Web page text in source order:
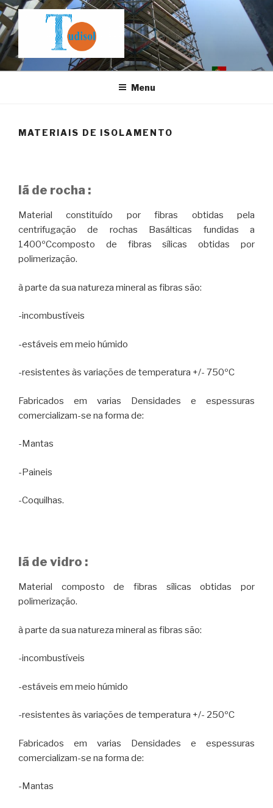
Saltar
para
o
conteúdo
Menu
MATERIAIS DE ISOLAMENTO
lã de rocha :
Material constituído por fibras obtidas pela
centrifugação de rochas Basálticas fundidas a
1400ºCcomposto de fibras sílicas obtidas por
polimerização.
à parte da sua natureza mineral as fibras são:
-incombustíveis
-estáveis em meio húmido
-resistentes às variações de temperatura +/- 750ºC
Fabricados em varias Densidades e espessuras
comercializam-se na forma de:
-Mantas
-Paineis
-Coquilhas.
lã de vidro :
Material composto de fibras sílicas obtidas por
polimerização.
à parte da sua natureza mineral as fibras são:
-incombustíveis
-estáveis em meio húmido
-resistentes às variações de temperatura +/- 250ºC
Fabricados em varias Densidades e espessuras
comercializam-se na forma de:
-Mantas